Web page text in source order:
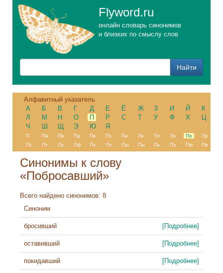
Flyword.ru
онлайн словарь синонимов
и близких по смыслу слов
Алфавитный указатель
А
Б В Г Д Е Ё Ж З И Й
К
Л
М Н О П Р С Т У Ф Х
Ц
Ч
Ш Щ Э Ю Я
П Па Пв Пд Пе Пз Пи Пк Пл Пн По
Пр
Пс
Пт Пу Пф Пх Пч Пш Пы Пь Пэ Пю Пя
Синонимы к слову
«Побросавший»
Всего найдено синонимов: 8
Синоним
бросивший [Подробнее]
оставивший [Подробнее]
покидавший [Подробнее]